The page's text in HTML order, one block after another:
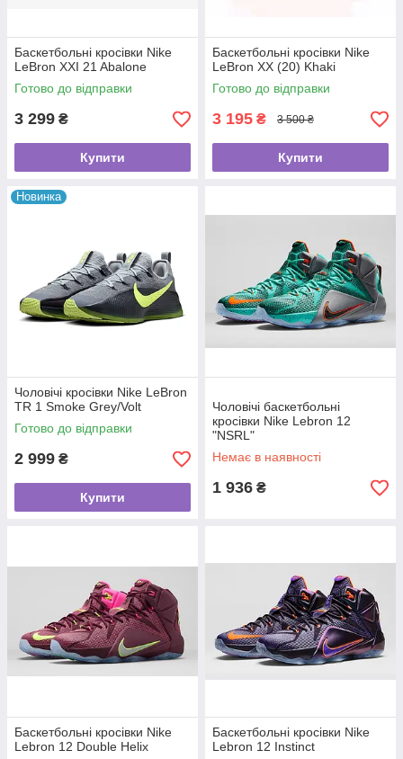
Баскетбольні кросівки Nike
LeBron XXI 21 Abalone
Готово до відправки
3 299 ₴
Купити
Баскетбольні кросівки Nike
LeBron XX (20) Khaki
Готово до відправки
3 195 ₴ 3 500 ₴
Купити
Новинка
Чоловічі кросівки Nike LeBron
TR 1 Smoke Grey/Volt
Готово до відправки
2 999 ₴
Купити
Чоловічі баскетбольні
кросівки Nike Lebron 12
"NSRL"
Немає в наявності
1 936 ₴
Баскетбольні кросівки Nike
Lebron 12 Double Helix
Баскетбольні кросівки Nike
Lebron 12 Instinct